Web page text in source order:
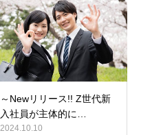
～Newリリース!! Z世代新
入社員が主体的に…
2024.10.10